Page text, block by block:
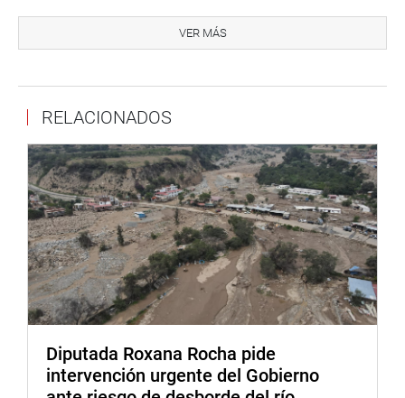
sistema informático del Ministerio de Desarrollo e
Inclusión Social, cumpliendo los criterios que aseguren la
VER MÁS
RELACIONADOS
Diputada Roxana Rocha pide
intervención urgente del Gobierno